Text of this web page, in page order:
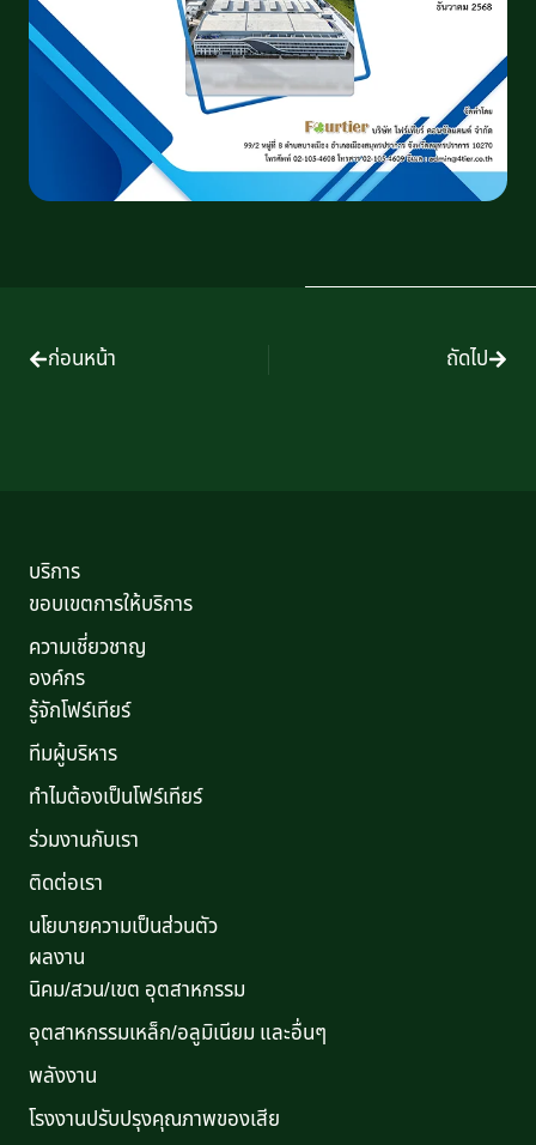
ก่อนหน้า ถัดไป
บริการ
ขอบเขตการให้บริการ
ความเชี่ยวชาญ
องค์กร
รู้จักโฟร์เทียร์
ทีมผู้บริหาร
ทำไมต้องเป็นโฟร์เทียร์
ร่วมงานกับเรา
ติดต่อเรา
นโยบายความเป็นส่วนตัว
ผลงาน
นิคม/สวน/เขต อุตสาหกรรม
อุตสาหกรรมเหล็ก/อลูมิเนียม และอื่นๆ
พลังงาน
โรงงานปรับปรุงคุณภาพของเสีย